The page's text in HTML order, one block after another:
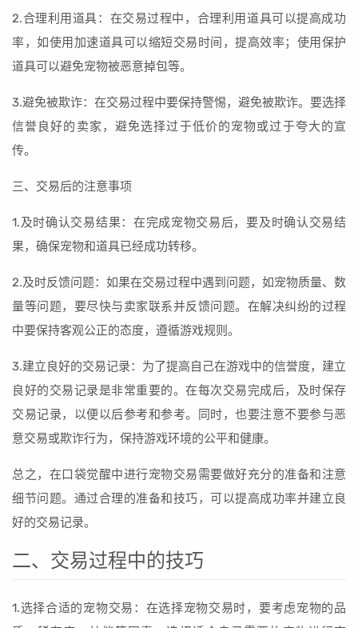
2.合理利用道具：在交易过程中，合理利用道具可以提高成功
率，如使用加速道具可以缩短交易时间，提高效率；使用保护
道具可以避免宠物被恶意掉包等。
3.避免被欺诈：在交易过程中要保持警惕，避免被欺诈。要选择
信誉良好的卖家，避免选择过于低价的宠物或过于夸大的宣
传。
三、交易后的注意事项
1.及时确认交易结果：在完成宠物交易后，要及时确认交易结
果，确保宠物和道具已经成功转移。
2.及时反馈问题：如果在交易过程中遇到问题，如宠物质量、数
量等问题，要尽快与卖家联系并反馈问题。在解决纠纷的过程
中要保持客观公正的态度，遵循游戏规则。
3.建立良好的交易记录：为了提高自己在游戏中的信誉度，建立
良好的交易记录是非常重要的。在每次交易完成后，及时保存
交易记录，以便以后参考和参考。同时，也要注意不要参与恶
意交易或欺诈行为，保持游戏环境的公平和健康。
总之，在口袋觉醒中进行宠物交易需要做好充分的准备和注意
细节问题。通过合理的准备和技巧，可以提高成功率并建立良
好的交易记录。
二、交易过程中的技巧
1.选择合适的宠物交易：在选择宠物交易时，要考虑宠物的品